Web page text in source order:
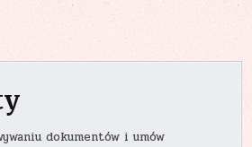
dokumentów i umów